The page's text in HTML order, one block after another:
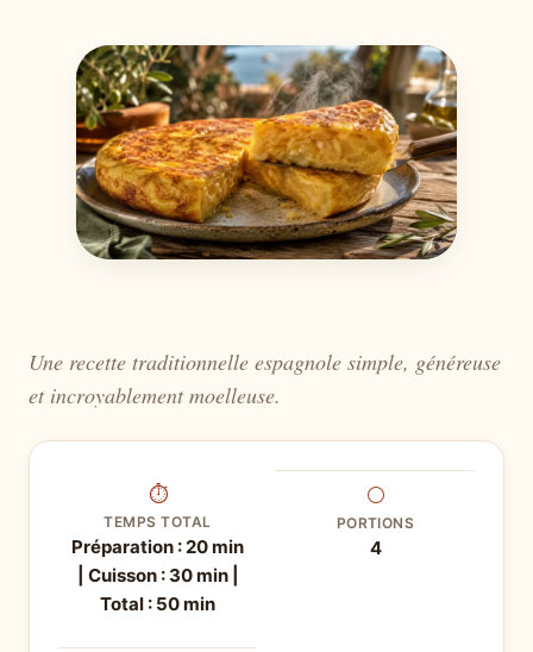
Une recette traditionnelle espagnole simple, généreuse
et incroyablement moelleuse.
⏱
TEMPS TOTAL
Préparation : 20 min
| Cuisson : 30 min |
Total : 50 min
⚪
PORTIONS
4